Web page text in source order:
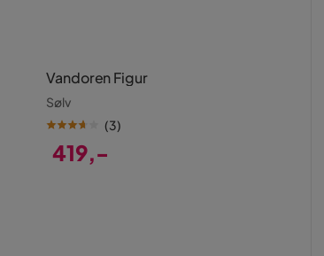
Vandoren Figur
Sølv
(3)
419,-